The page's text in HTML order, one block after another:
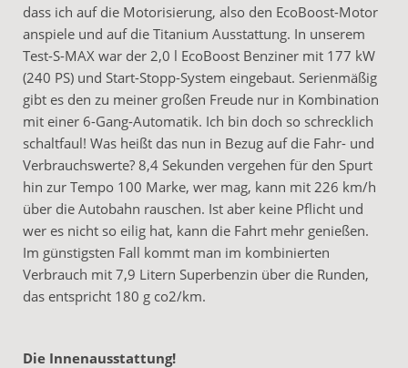
dass ich auf die Motorisierung, also den EcoBoost-Motor
anspiele und auf die Titanium Ausstattung. In unserem
Test-S-MAX war der 2,0 l EcoBoost Benziner mit 177 kW
(240 PS) und Start-Stopp-System eingebaut. Serienmäßig
gibt es den zu meiner großen Freude nur in Kombination
mit einer 6-Gang-Automatik. Ich bin doch so schrecklich
schaltfaul! Was heißt das nun in Bezug auf die Fahr- und
Verbrauchswerte? 8,4 Sekunden vergehen für den Spurt
hin zur Tempo 100 Marke, wer mag, kann mit 226 km/h
über die Autobahn rauschen. Ist aber keine Pflicht und
wer es nicht so eilig hat, kann die Fahrt mehr genießen.
Im günstigsten Fall kommt man im kombinierten
Verbrauch mit 7,9 Litern Superbenzin über die Runden,
das entspricht 180 g co2/km.
Die Innenausstattung!